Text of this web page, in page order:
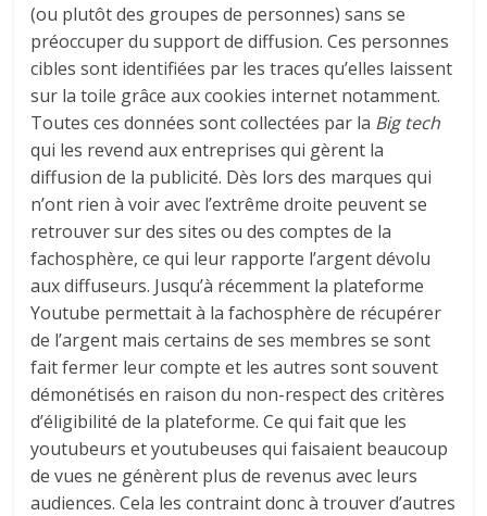
(ou plutôt des groupes de personnes) sans se
préoccuper du support de diffusion. Ces personnes
cibles sont identifiées par les traces qu’elles laissent
sur la toile grâce aux cookies internet notamment.
Toutes ces données sont collectées par la Big tech
qui les revend aux entreprises qui gèrent la
diffusion de la publicité. Dès lors des marques qui
n’ont rien à voir avec l’extrême droite peuvent se
retrouver sur des sites ou des comptes de la
fachosphère, ce qui leur rapporte l’argent dévolu
aux diffuseurs. Jusqu’à récemment la plateforme
Youtube permettait à la fachosphère de récupérer
de l’argent mais certains de ses membres se sont
fait fermer leur compte et les autres sont souvent
démonétisés en raison du non-respect des critères
d’éligibilité de la plateforme. Ce qui fait que les
youtubeurs et youtubeuses qui faisaient beaucoup
de vues ne génèrent plus de revenus avec leurs
audiences. Cela les contraint donc à trouver d’autres